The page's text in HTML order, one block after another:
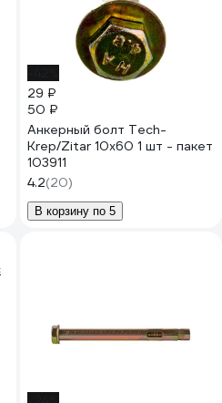
29 ₽
50 ₽
Анкерный болт Tech-
Krep/Zitar 10х60 1 шт - пакет
103911
4.2(20)
В корзину по 5